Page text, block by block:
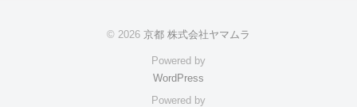
© 2026 京都 株式会社ヤマムラ
Powered by
WordPress
Powered by